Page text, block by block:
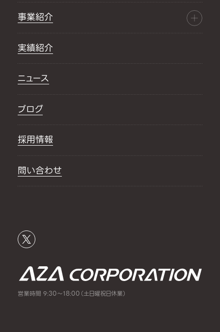
事業紹介
実績紹介
ニュース
ブログ
採用情報
問い合わせ
営業時間 9:30～18:00（土日曜祝日休業）